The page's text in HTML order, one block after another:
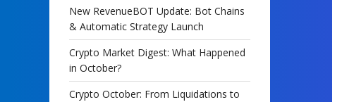
New RevenueBOT Update: Bot Chains
& Automatic Strategy Launch
Crypto Market Digest: What Happened
in October?
Crypto October: From Liquidations to